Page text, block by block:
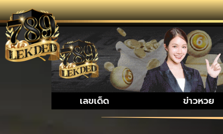
รวมเรื่องน่ารู้เ
เลขเด็ด ข่าวหวย